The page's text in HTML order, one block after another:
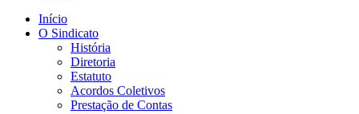
Início
O Sindicato
História
Diretoria
Estatuto
Acordos Coletivos
Prestação de Contas